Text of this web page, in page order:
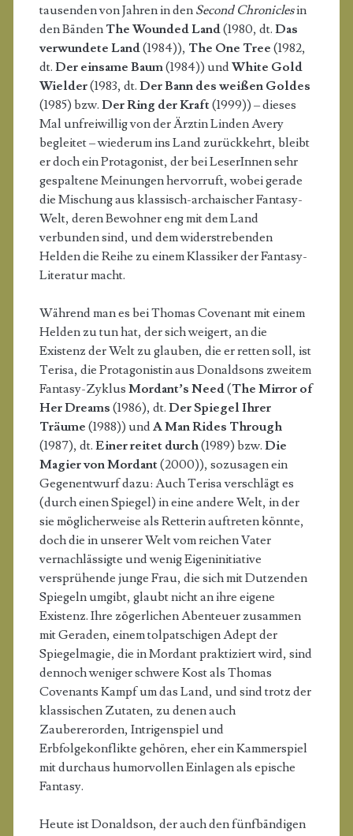
tausenden von Jahren in den Second Chroniclesin
den Bänden The Wounded Land(1980, dt. Das
verwundete Land(1984)), The One Tree (1982,
dt. Der einsame Baum(1984)) undWhite Gold
Wielder(1983, dt. Der Bann des weißen Goldes
(1985) bzw. Der Ring der Kraft(1999)) – dieses
Mal unfreiwillig von der Ärztin Linden Avery
begleitet – wiederum ins Land zurückkehrt, bleibt
er doch ein Protagonist, der bei LeserInnen sehr
gespaltene Meinungen hervorruft, wobei gerade
die Mischung aus klassisch-archaischer Fantasy-
Welt, deren Bewohner eng mit dem Land
verbunden sind, und dem widerstrebenden
Helden die Reihe zu einem Klassiker der Fantasy-
Literatur macht.
Während man es bei Thomas Covenant mit einem
Helden zu tun hat, der sich weigert, an die
Existenz der Welt zu glauben, die er retten soll, ist
Terisa, die Protagonistin aus Donaldsons zweitem
Fantasy-Zyklus Mordant’s Need(The Mirror of
Her Dreams (1986), dt. Der Spiegel Ihrer
Träume (1988)) undA Man Rides Through
(1987), dt. Einer reitet durch(1989) bzw. Die
Magier von Mordant(2000)), sozusagen ein
Gegenentwurf dazu: Auch Terisa verschlägt es
(durch einen Spiegel) in eine andere Welt, in der
sie möglicherweise als Retterin auftreten könnte,
doch die in unserer Welt vom reichen Vater
vernachlässigte und wenig Eigeninitiative
versprühende junge Frau, die sich mit Dutzenden
Spiegeln umgibt, glaubt nicht an ihre eigene
Existenz. Ihre zögerlichen Abenteuer zusammen
mit Geraden, einem tolpatschigen Adept der
Spiegelmagie, die in Mordant praktiziert wird, sind
dennoch weniger schwere Kost als Thomas
Covenants Kampf um das Land, und sind trotz der
klassischen Zutaten, zu denen auch
Zaubererorden, Intrigenspiel und
Erbfolgekonflikte gehören, eher ein Kammerspiel
mit durchaus humorvollen Einlagen als epische
Fantasy.
Heute ist Donaldson, der auch den fünfbändigen